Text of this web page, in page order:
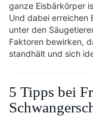
ganze Eisbärkörper
Und dabei erreichen
unter den
Faktoren bewirken,
standhält und sich
5 Tipps bei